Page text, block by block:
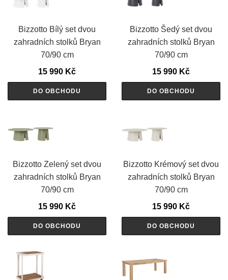
Bizzotto Bílý set dvou
zahradních stolků Bryan
70/90 cm
15 990 Kč
DO OBCHODU
Bizzotto Šedý set dvou
zahradních stolků Bryan
70/90 cm
15 990 Kč
DO OBCHODU
Bizzotto Zelený set dvou
zahradních stolků Bryan
70/90 cm
15 990 Kč
DO OBCHODU
Bizzotto Krémový set dvou
zahradních stolků Bryan
70/90 cm
15 990 Kč
DO OBCHODU